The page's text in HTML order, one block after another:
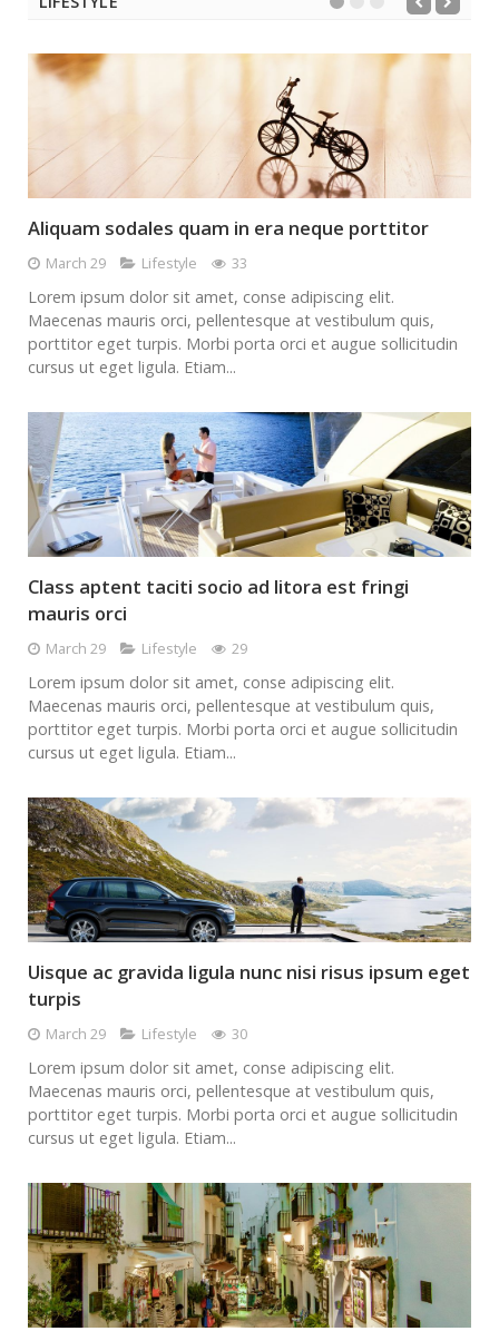
Aliquam sodales quam in era neque porttitor
March 29 Lifestyle 33
Lorem ipsum dolor sit amet, conse adipiscing elit.
Maecenas mauris orci, pellentesque at vestibulum quis,
porttitor eget turpis. Morbi porta orci et augue sollicitudin
cursus ut eget ligula. Etiam...
Class aptent taciti socio ad litora est fringi
mauris orci
March 29 Lifestyle 29
Lorem ipsum dolor sit amet, conse adipiscing elit.
Maecenas mauris orci, pellentesque at vestibulum quis,
porttitor eget turpis. Morbi porta orci et augue sollicitudin
cursus ut eget ligula. Etiam...
Uisque ac gravida ligula nunc nisi risus ipsum eget
turpis
March 29 Lifestyle 30
Lorem ipsum dolor sit amet, conse adipiscing elit.
Maecenas mauris orci, pellentesque at vestibulum quis,
porttitor eget turpis. Morbi porta orci et augue sollicitudin
cursus ut eget ligula. Etiam...